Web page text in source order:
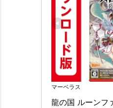
マーベラス
龍の国 ルーンフ